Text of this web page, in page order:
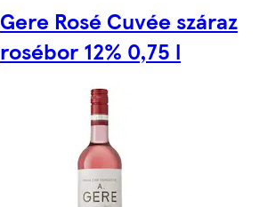
Gere Rosé Cuvée száraz
rosébor 12% 0,75 l